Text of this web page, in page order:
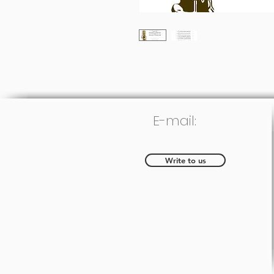
E-mail:
Write to us